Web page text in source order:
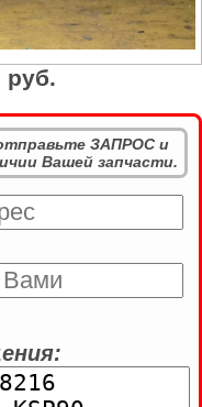
ЗАПРОС и
Вашей запчасти.